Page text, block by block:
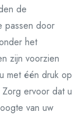
de
passen door
het
zijn voorzien
met één druk op
ervoor dat u
van uw